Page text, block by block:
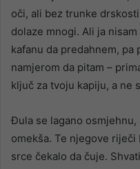
oči, ali bez trunke
dolaze mnogi. Ali ja
kafanu da predahnem, pa
namjerom da pitam –
ključ za tvoju kapiju, a ne
Đula se lagano
omekša. Te njegove
srce čekalo da čuje.